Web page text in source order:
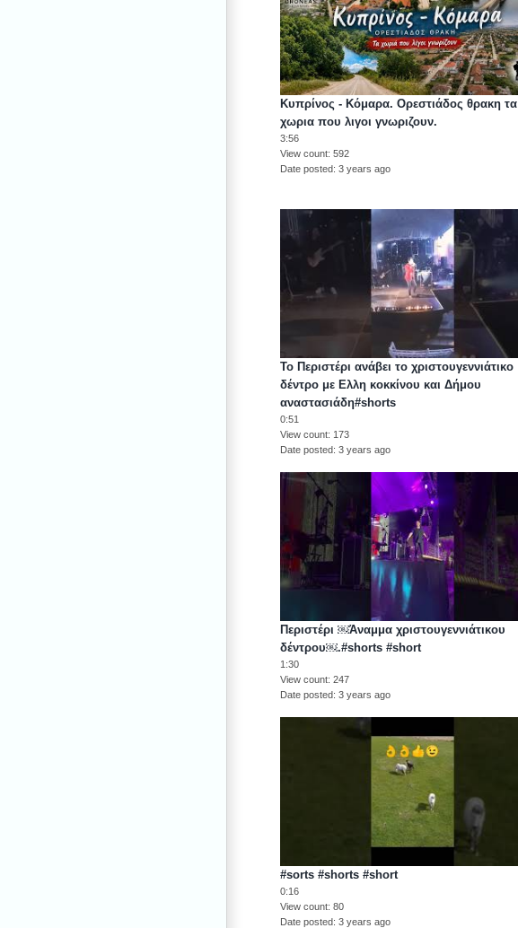
Κυπρίνος - Κόμαρα. Ορεστιάδος θρακη τα
χωρια που λιγοι γνωριζουν.
3:56
View count 592
Date posted 3 years ago
Το Περιστέρι ανάβει το χριστουγεννιάτικο
δέντρο με Ελλη κοκκίνου και Δήμου
αναστασιάδη#shorts
0:51
View count 173
Date posted 3 years ago
Περιστέρι ￼Άναμμα χριστουγεννιάτικου
δέντρου￼.#shorts #short
1:30
View count 247
Date posted 3 years ago
#sorts #shorts #short
0:16
View count 80
Date posted 3 years ago